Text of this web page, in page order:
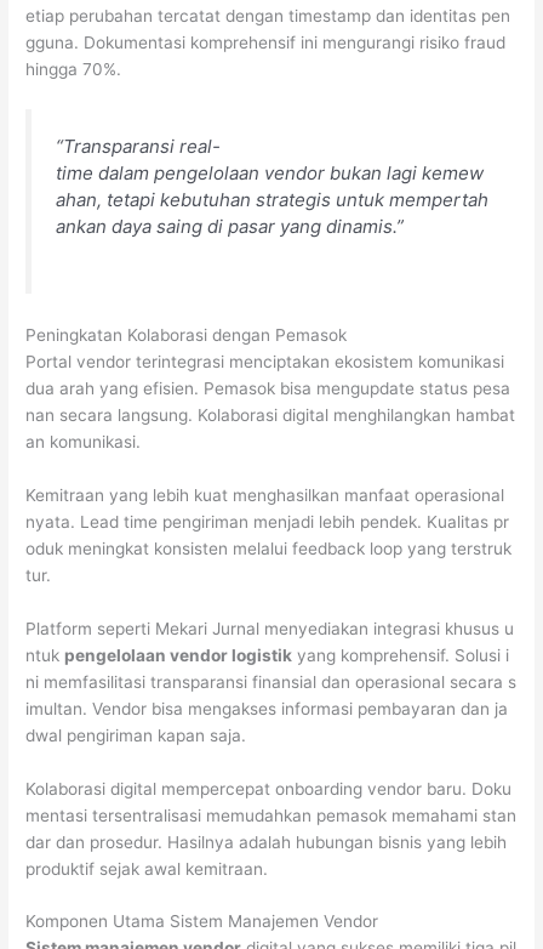
etiap perubahan tercatat dengan timestamp dan identitas pen
gguna. Dokumentasi komprehensif ini mengurangi risiko fraud
hingga 70%.
“Transparansi real-
time dalam pengelolaan vendor bukan lagi kemew
ahan, tetapi kebutuhan strategis untuk mempertah
ankan daya saing di pasar yang dinamis.”
Peningkatan Kolaborasi dengan Pemasok
Portal vendor terintegrasi menciptakan ekosistem komunikasi
dua arah yang efisien. Pemasok bisa mengupdate status pesa
nan secara langsung. Kolaborasi digital menghilangkan hambat
an komunikasi.
Kemitraan yang lebih kuat menghasilkan manfaat operasional
nyata. Lead time pengiriman menjadi lebih pendek. Kualitas pr
oduk meningkat konsisten melalui feedback loop yang terstruk
tur.
Platform seperti Mekari Jurnal menyediakan integrasi khusus u
ntuk pengelolaan vendor logistik yang komprehensif. Solusi i
ni memfasilitasi transparansi finansial dan operasional secara s
imultan. Vendor bisa mengakses informasi pembayaran dan ja
dwal pengiriman kapan saja.
Kolaborasi digital mempercepat onboarding vendor baru. Doku
mentasi tersentralisasi memudahkan pemasok memahami stan
dar dan prosedur. Hasilnya adalah hubungan bisnis yang lebih
produktif sejak awal kemitraan.
Komponen Utama Sistem Manajemen Vendor